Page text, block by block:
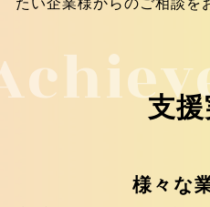
たい企業様からのご相談を
支
様々な